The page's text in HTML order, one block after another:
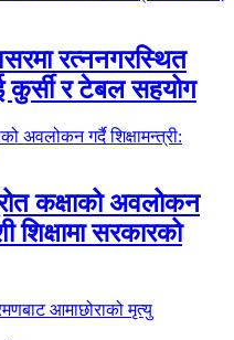
रत्ननगरस्थित
कुर्सी र टेबल सहयोग
कक्षाको अवलोकन
शिक्षामा सरकारको